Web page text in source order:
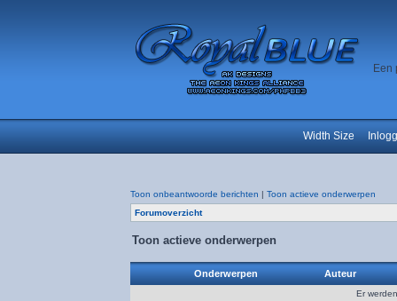
Een
Width Size
Toon onbeantwoorde berichten | Toon actieve onderwerpen
Forumoverzicht
Toon actieve onderwerpen
Onderwerpen Auteur
Er